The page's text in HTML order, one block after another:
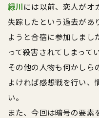
緑川には以前、恋人がオ
失踪したという過去があ
ようと合宿に参加しまし
って殺害されてしまってい
その他の人物も何かしら
よければ感想戦を行い、
い。
また、今回は暗号の要素